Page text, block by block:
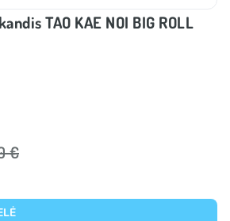
TAO KAE NOI BIG ROLL
€